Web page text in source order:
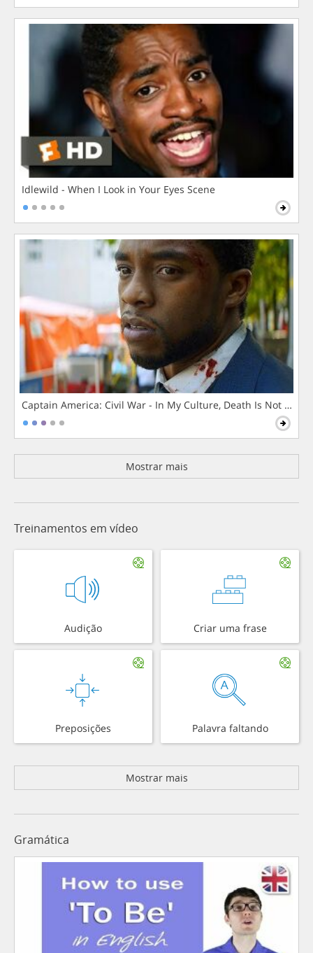
Idlewild - When I Look in Your Eyes Scene
Captain America: Civil War - In My Culture, Death Is Not The
Mostrar mais
Treinamentos em vídeo
Audição Criar uma frase
Preposições Palavra faltando
Mostrar mais
Gramática